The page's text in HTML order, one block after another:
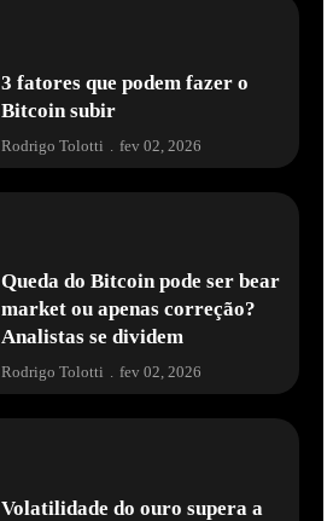
3 fatores que podem fazer o
Bitcoin subir
Rodrigo Tolotti fev 02, 2026
Queda do Bitcoin pode ser bear
market ou apenas correção?
Analistas se dividem
Rodrigo Tolotti . fev 02, 2026
Volatilidade do ouro supera a